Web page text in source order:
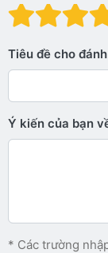
Đánh
Tiêu đề cho
Ý kiến ​​của bạn
* Các trường